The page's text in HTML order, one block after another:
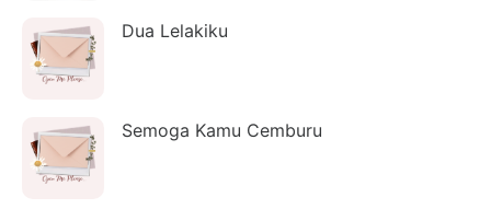
Dua Lelakiku
Semoga Kamu Cemburu